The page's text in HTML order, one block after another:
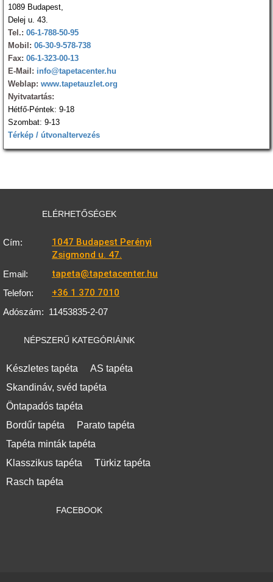
1089 Budapest,
Delej u. 43.
Tel.: 06-1-788-50-95
Mobil: 06-30-9-578-738
Fax: 06-1-323-00-13
E-Mail: info@tapetacenter.hu
Weblap: www.tapetauzlet.org
Nyitvatartás:
Hétfő-Péntek: 9-18
Szombat: 9-13
Térkép / útvonaltervezés
ELÉRHETŐSÉGEK
Cím:
1047 Budapest Perényi
Zsigmond u. 47.
Email: tapeta@tapetacenter.hu
Telefon: +36 1 370 7010
Adószám: 11453835-2-07
NÉPSZERŰ KATEGÓRIÁINK
Készletes tapéta
AS tapéta
Skandináv, svéd tapéta
Öntapadós tapéta
Bordűr tapéta
Parato tapéta
Tapéta minták tapéta
Klasszikus tapéta
Türkiz tapéta
Rasch tapéta
FACEBOOK